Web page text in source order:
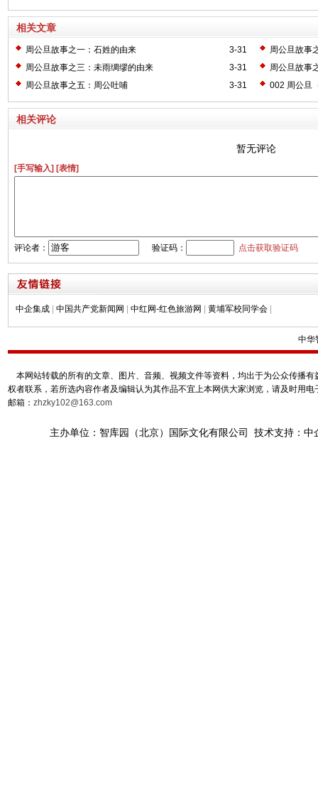
相关文章
3-31
周公旦故事之一：石姓的由来
周公旦故事
3-31
周公旦故事之三：未雨绸缪的由来
周公旦故事
3-31
周公旦故事之五：周公吐哺 002 周公旦
相关评论
暂无评论
[手写输入] [表情]
评论者： 验证码： 点击获取验证码
中企集成 中国共产党新闻网 中红网-红色旅游网 黄埔军校同学会
中华
本网站转载的所有的文章、图片、音频、视频文件等资料，均出于为公众传播
权者联系，若所选内容作者及编辑认为其作品不宜上本网供大家浏览，请及时用
邮箱： zhzky102@163.com
主办单位：智库园（北京）国际文化有限公司 技术支持：